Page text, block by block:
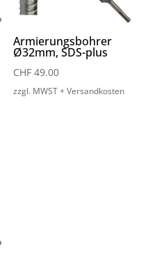
Armierungsbohrer
Ø32mm, SDS-plus
CHF 49.00
zzgl. MWST + Versandkosten